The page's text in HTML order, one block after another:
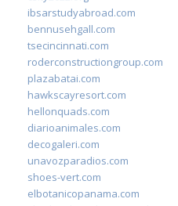
ibsarstudyabroad.com
bennusehgall.com
tsecincinnati.com
roderconstructiongroup.com
plazabatai.com
hawkscayresort.com
hellonquads.com
diarioanimales.com
decogaleri.com
unavozparadios.com
shoes-vert.com
elbotanicopanama.com